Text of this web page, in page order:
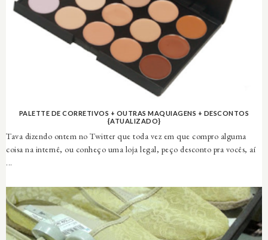
PALETTE DE CORRETIVOS + OUTRAS MAQUIAGENS + DESCONTOS
{ATUALIZADO}
Tava dizendo ontem no Twitter que toda vez em que compro alguma
coisa na internê, ou conheço uma loja legal, peço desconto pra vocês, aí
...